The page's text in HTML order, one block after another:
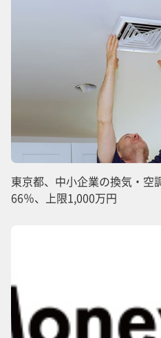
東京都、中小企業の換気・
66％、上限1,000万円